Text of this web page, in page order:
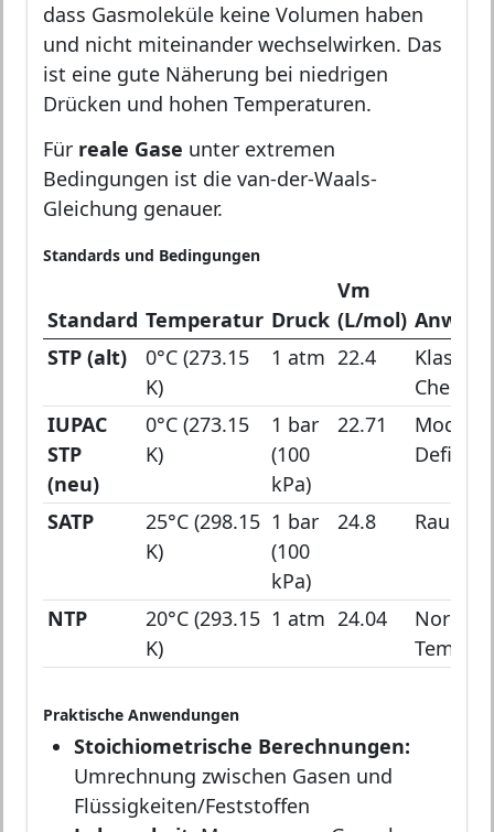
dass Gasmoleküle keine Volumen haben
und nicht miteinander wechselwirken. Das
ist eine gute Näherung bei niedrigen
Drücken und hohen Temperaturen.
Für reale Gase unter extremen
Bedingungen ist die van-der-Waals-
Gleichung genauer.
Standards und Bedingungen
Standard Temperatur Druck
Vm
(L/mol)
STP (alt)
0°C (273.15
K)
1 atm 22.4
Chemie
IUPAC
STP
(neu)
0°C (273.15
K)
1 bar
(100
kPa)
22.71
SATP
25°C (298.15
K)
1 bar
(100
kPa)
24.8
NTP
20°C (293.15
K)
1 atm 24.04
Normal
Praktische Anwendungen
Stoichiometrische Berechnungen:
Umrechnung zwischen Gasen und
Flüssigkeiten/Feststoffen